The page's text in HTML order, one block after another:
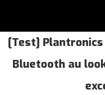
[Test] Plantronics
Bluetooth au